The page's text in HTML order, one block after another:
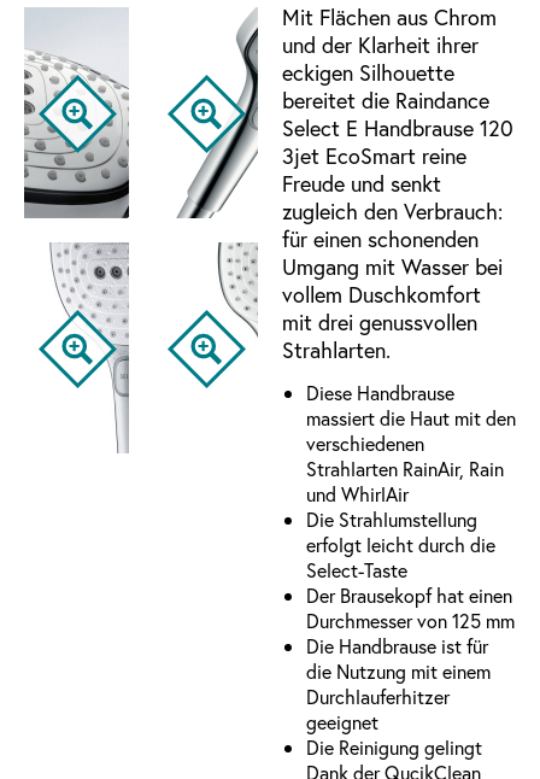
Mit Flächen aus Chrom
und der Klarheit ihrer
eckigen Silhouette
bereitet die Raindance
Select E Handbrause 120
3jet EcoSmart reine
Freude und senkt
zugleich den Verbrauch:
für einen schonenden
Umgang mit Wasser bei
vollem Duschkomfort
mit drei genussvollen
Strahlarten.
Diese Handbrause
massiert die Haut mit den
verschiedenen
Strahlarten RainAir, Rain
und WhirlAir
Die Strahlumstellung
erfolgt leicht durch die
Select-Taste
Der Brausekopf hat einen
Durchmesser von 125 mm
Die Handbrause ist für
die Nutzung mit einem
Durchlauferhitzer
geeignet
Die Reinigung gelingt
Dank der QucikClean